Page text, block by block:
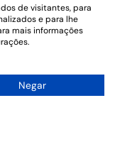
de visitantes, para
e para lhe
mais informações
Negar